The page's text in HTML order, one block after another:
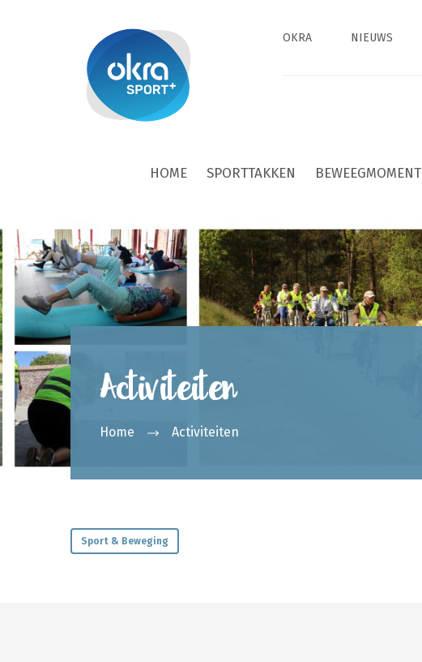
OKRA NIEUWS
HOME SPORTTAKKEN BEWEEGMOMENT
Activiteiten
Home Activiteiten
Sport & Beweging